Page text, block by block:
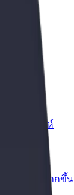
งคุณ
ด้ทุกสัปดาห์
นค้า
าถึงลูกค้ามากขึ้น